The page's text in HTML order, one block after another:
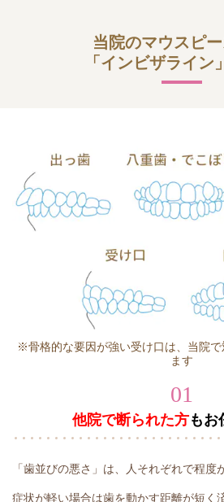
当院のマウスピ
「インビザライン
※骨格的な要因が強い受け口は、当院で
ます
01
他院で断られた方もお
「歯並びの悪さ」は、人それぞれで程度
症状が軽い場合は歯を動かす距離が短く